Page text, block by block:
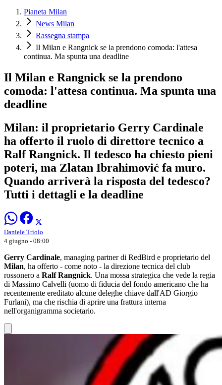
Pianeta Milan
News Milan
Rassegna stampa
Il Milan e Rangnick se la prendono comoda: l'attesa
continua. Ma spunta una deadline
Il Milan e Rangnick se la prendono
comoda: l'attesa continua. Ma spunta una
deadline
Milan: il proprietario Gerry Cardinale
ha offerto il ruolo di direttore tecnico a
Ralf Rangnick. Il tedesco ha chiesto pieni
poteri, ma Zlatan Ibrahimović fa muro.
Quando arriverà la risposta del tedesco?
Tutti i dettagli e la deadline
Daniele Triolo
4 giugno - 08:00
Gerry Cardinale, managing partner di RedBird e proprietario del
Milan, ha offerto - come noto - la direzione tecnica del club
rossonero a Ralf Rangnick. Una mossa strategica che vede la regia
di Massimo Calvelli (uomo di fiducia del fondo americano che ha
recentemente ereditato alcune deleghe chiave dall'AD Giorgio
Furlani), ma che rischia di aprire una frattura interna
nell'organigramma societario.